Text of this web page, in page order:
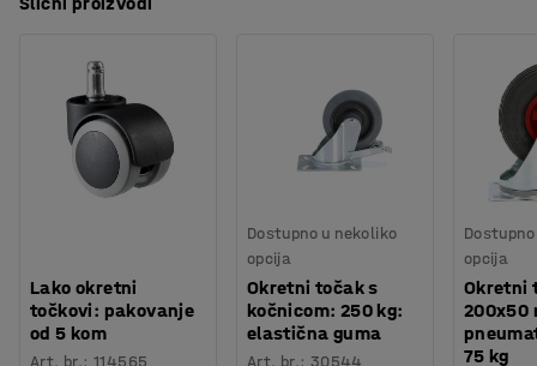
Lako okretni
točkovi: pakovanje
od 5 kom
Art. br.:114565
Dostupno u nekoliko
opcija
Okretni točak s
kočnicom: 250 kg:
elastična guma
Art. br.: 30544
opcija
Okretni
200x50
75 kg